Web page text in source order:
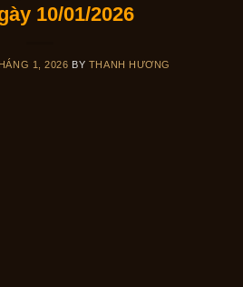
10/01/2026
1, 2026 BY THANH HƯƠNG